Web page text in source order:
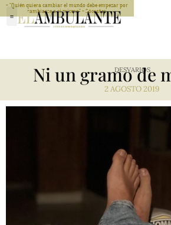
- "Quién quiera cambiar el mundo debe empezar por
cambiarse a si mismo" - Sócrates
DESVARIOS
Ni un gramo de
2 AGOSTO 2019